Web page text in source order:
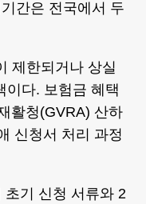
간은 전국에서 두
제한되거나 상실
이다. 보험금 혜택
활청(GVRA) 산하
신청서 처리 과정
초기 신청 서류와 2